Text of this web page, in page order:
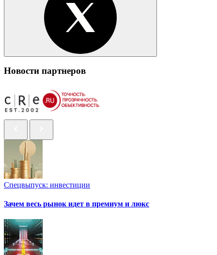
Новости партнеров
Спецвыпуск: инвестиции
Зачем весь рынок идет в премиум и люкс